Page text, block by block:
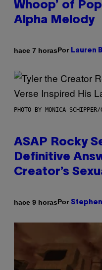
Whoop’ of
Alpha Melody
hace 7 horasPor Lauren
PHOTO BY MONICA SCHIPPER/
ASAP Rocky
Definitive
Creator’s
hace 9 horasPor